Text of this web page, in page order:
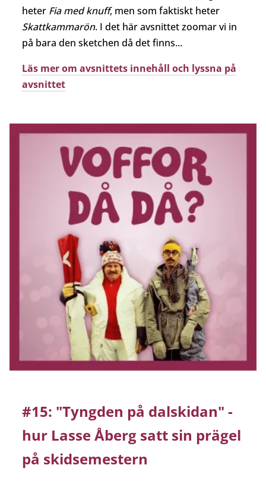
heter Fia med knuff, men som faktiskt heter
Skattkammarön. I det här avsnittet zoomar vi in
på bara den sketchen då det finns...
Läs mer om avsnittets innehåll och lyssna på
avsnittet
#15: "Tyngden på dalskidan" -
hur Lasse Åberg satt sin prägel
på skidsemestern